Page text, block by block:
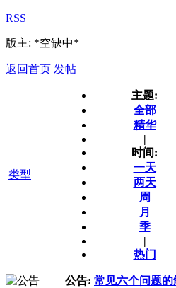
RSS
版主: *空缺中*
返回首页 发帖
类型
主题:
全部
精华
|
时间:
一天
两天
周
月
季
|
热门
公告: 常见六个问题的